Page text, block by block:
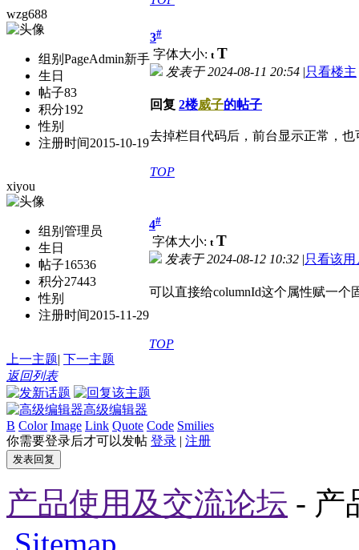
wzg688
组别 PageAdmin新手
生日
帖子83
积分192
性别
注册时间2015-10-19
3#
字体大小: t T
发表于2024-08-11 20:54 |只看楼主
回复 2楼威子的帖子
去掉栏目代码后，前台显示正常，
TOP
xiyou
组别 管理员
生日
帖子16536
积分27443
性别
注册时间2015-11-29
4#
字体大小: t T
发表于2024-08-12 10:32 |只看该用
可以直接给columnId这个属性赋一个
TOP
上一主题| 下一主题
返回列表
高级编辑器
B Color Image Link Quote Code Smilies
你需要登录后才可以发帖 登录 | 注册
发表回复
产品使用及交流论坛 - 产
Sitemap